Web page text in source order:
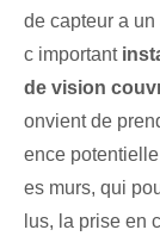
de capteur a
c important
de vision
onvient de
ence
es murs, qui
lus, la prise en